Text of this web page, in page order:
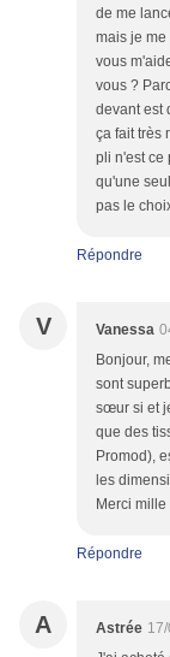
de me
mais je
vous
vous ?
devant est
ça fait très
pli n'est ce
qu'une
pas le
Répondre
V Vanessa
Bonjour,
sont
sœur si et
que des
Promod),
les
Merci
Répondre
A Astrée